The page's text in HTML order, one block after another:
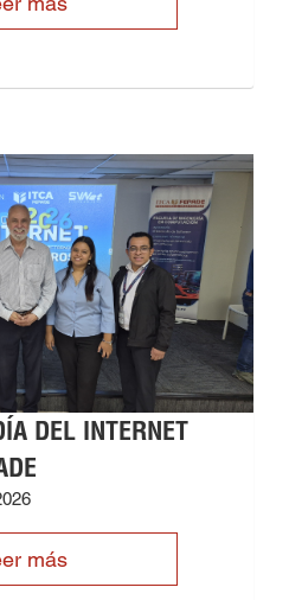
DEL INTERNET
más